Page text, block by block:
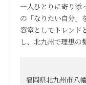
一人ひとりに寄り添
の「なりたい自分」
容室としてトレンド
し、北九州で理想の
福岡県北九州市八